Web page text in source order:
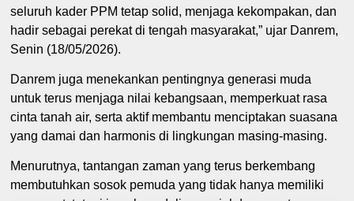
seluruh kader PPM tetap solid, menjaga kekompakan, dan
hadir sebagai perekat di tengah masyarakat,” ujar Danrem,
Senin (18/05/2026).
Danrem juga menekankan pentingnya generasi muda
untuk terus menjaga nilai kebangsaan, memperkuat rasa
cinta tanah air, serta aktif membantu menciptakan suasana
yang damai dan harmonis di lingkungan masing-masing.
Menurutnya, tantangan zaman yang terus berkembang
membutuhkan sosok pemuda yang tidak hanya memiliki